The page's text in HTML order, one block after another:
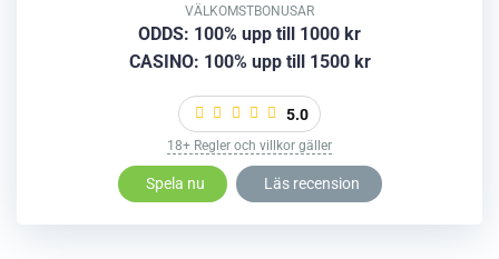
VÄLKOMSTBONUSAR
ODDS: 100% upp till 1000 kr
CASINO: 100% upp till 1500 kr
5.0
18+ Regler och villkor gäller
Spela nu Läs recension